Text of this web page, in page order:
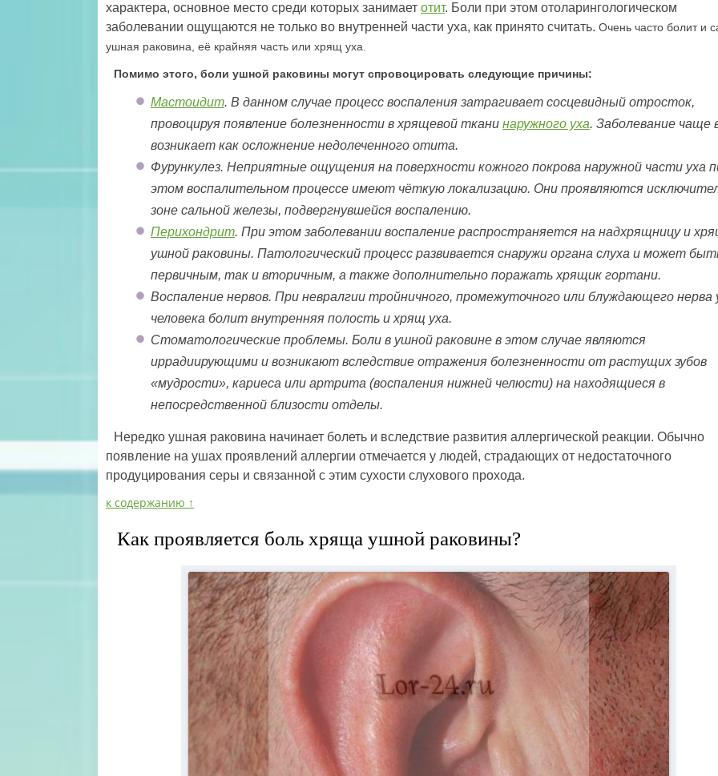
характера, основное место среди которых занимает отит. Боли при этом отоларингологическом
заболевании ощущаются не только во внутренней части уха, как принято считать. Очень часто болит и
ушная раковина, её крайняя часть или хрящ уха.
Помимо этого, боли ушной раковины могут спровоцировать следующие причины:
Мастоидит. В данном случае процесс воспаления затрагивает сосцевидный отросток,
провоцируя появление болезненности в хрящевой ткани наружного уха. Заболевание чаще
возникает как осложнение недолеченного отита.
Фурункулез. Неприятные ощущения на поверхности кожного покрова наружной части уха
этом воспалительном процессе имеют чёткую локализацию. Они проявляются
зоне сальной железы, подвергнувшейся воспалению.
Перихондрит. При этом заболевании воспаление распространяется на надхрящницу и
ушной раковины. Патологический процесс развивается снаружи органа слуха и может
первичным, так и вторичным, а также дополнительно поражать хрящик гортани.
Воспаление нервов. При невралгии тройничного, промежуточного или блуждающего нерва
человека болит внутренняя полость и хрящ уха.
Стоматологические проблемы. Боли в ушной раковине в этом случае являются
иррадиирующими и возникают вследствие отражения болезненности от растущих зубов
«мудрости», кариеса или артрита (воспаления нижней челюсти) на находящиеся в
непосредственной близости отделы.
Нередко ушная раковина начинает болеть и вследствие развития аллергической реакции. Обычно
появление на ушах проявлений аллергии отмечается у людей, страдающих от недостаточного
продуцирования серы и связанной с этим сухости слухового прохода.
к содержанию ↑
Как проявляется боль хряща ушной раковины?